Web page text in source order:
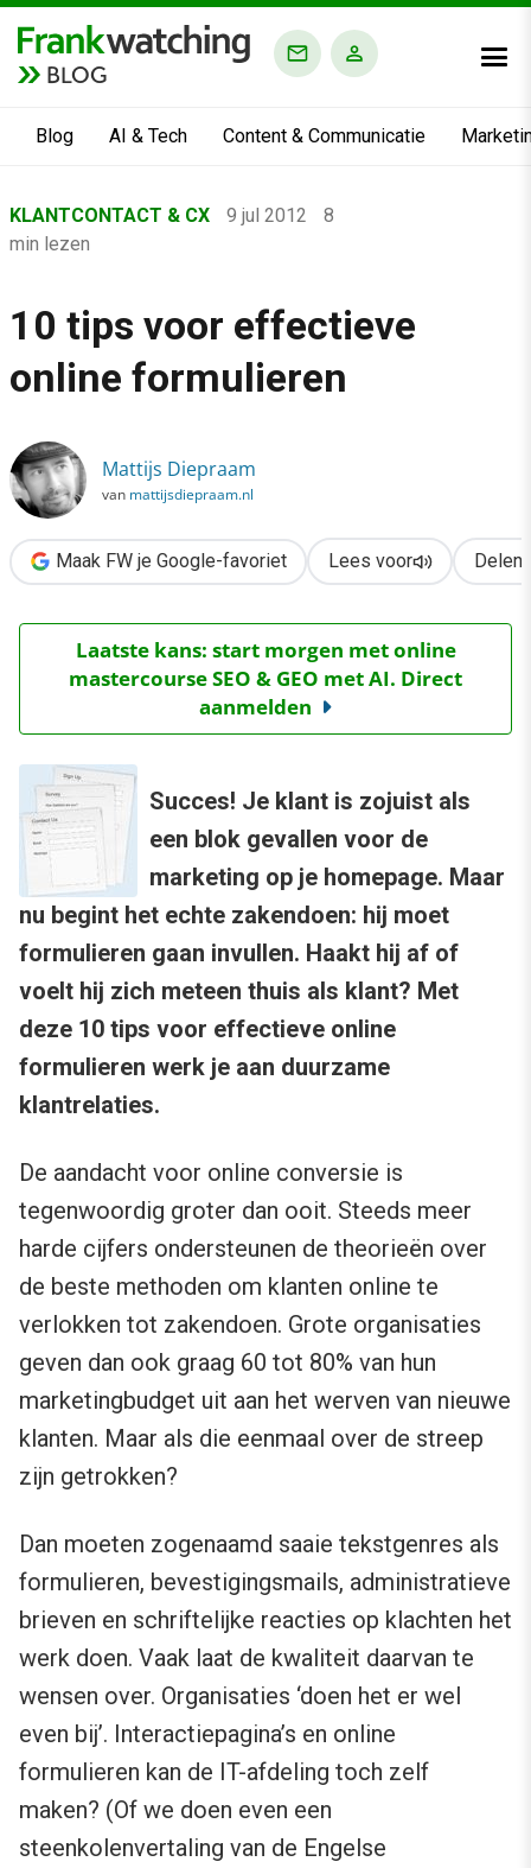
BLOG
Blog AI & Tech Content & Communicatie
›
Klantcontact & CX
›
KLANTCONTACT & CX 9 jul 2012
8
min lezen
10 tips voor effectieve
online formulieren
Mattijs Diepraam
van mattijsdiepraam.nl
Maak FW je Google-favoriet Lees voor Delen
Laatste kans: start morgen met online
mastercourse SEO & GEO met AI. Direct
aanmelden
Succes! Je klant is zojuist als
een blok gevallen voor de
marketing op je homepage. Maar
nu begint het echte zakendoen: hij moet
formulieren gaan invullen. Haakt hij af of
voelt hij zich meteen thuis als klant? Met
deze 10 tips voor effectieve online
formulieren werk je aan duurzame
klantrelaties.
De aandacht voor online conversie is
tegenwoordig groter dan ooit. Steeds meer
harde cijfers ondersteunen de theorieën over
de beste methoden om klanten online te
verlokken tot zakendoen. Grote organisaties
geven dan ook graag 60 tot 80% van hun
marketingbudget uit aan het werven van nieuwe
klanten. Maar als die eenmaal over de streep
zijn getrokken?
Dan moeten zogenaamd saaie tekstgenres als
formulieren, bevestigingsmails, administratieve
brieven en schriftelijke reacties op klachten het
werk doen. Vaak laat de kwaliteit daarvan te
wensen over. Organisaties ‘doen het er wel
even bij’. Interactiepagina’s en online
formulieren kan de IT-afdeling toch zelf
maken? (Of we doen even een
steenkolenvertaling van de Engelse